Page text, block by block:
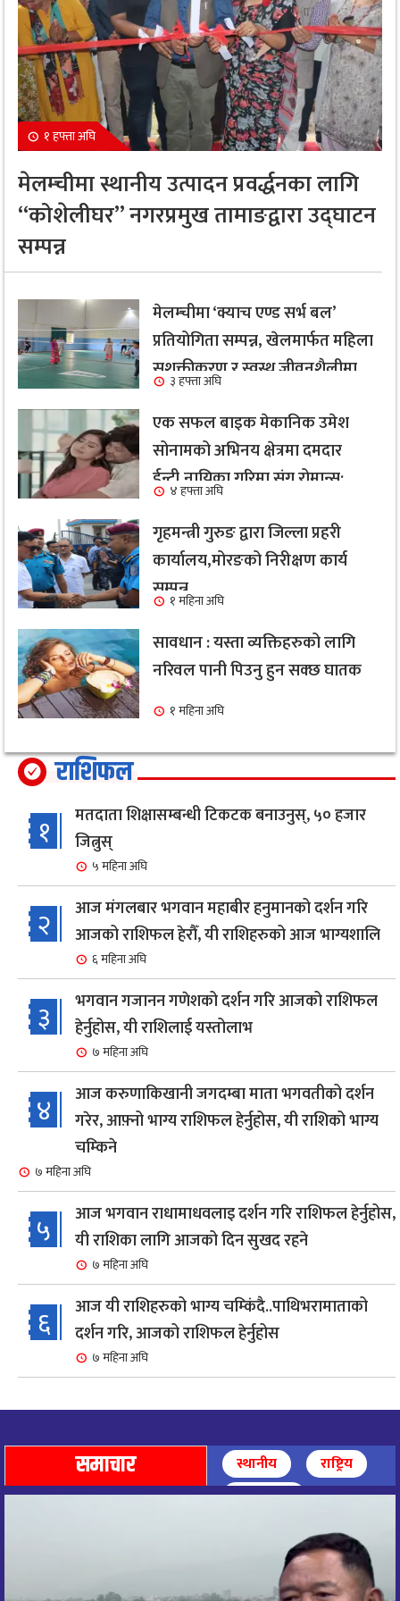
१ हफ्ता अघि
मेलम्चीमा स्थानीय उत्पादन प्रवर्द्धनका लागि
“कोशेलीघर” नगरप्रमुख तामाङद्वारा उद्घाटन
सम्पन्न
मेलम्चीमा ‘क्याच एण्ड सर्भ बल’
प्रतियोगिता सम्पन्न, खेलमार्फत महिला
सशक्तीकरण र स्वस्थ जीवनशैलीमा
जोड
३ हफ्ता अघि
एक सफल बाइक मेकानिक उमेश
सोनामको अभिनय क्षेत्रमा दमदार
ईन्ट्री,नायिका गरिमा संग रोमान्स:
हेर्नुहोस भिडियो ।
४ हफ्ता अघि
गृहमन्त्री गुरुङ द्वारा जिल्ला प्रहरी
कार्यालय,मोरङको निरीक्षण कार्य
सम्पन्न१ महिना अघि
सावधान : यस्ता व्यक्तिहरुको लागि
नरिवल पानी पिउनु हुन सक्छ घातक
१ महिना अघि
राशिफल
१
मतदाता शिक्षासम्बन्धी टिकटक बनाउनुस्, ५० हजार
जित्नुस्
५ महिना अघि
२
आज मंगलबार भगवान महाबीर हनुमानको दर्शन गरि
आजको राशिफल हेरौँ, यी राशिहरुको आज भाग्यशालि
६ महिना अघि
३
भगवान गजानन गणेशको दर्शन गरि आजको राशिफल
हेर्नुहोस, यी राशिलाई यस्तोलाभ
७ महिना अघि
४
आज करुणाकिखानी जगदम्बा माता भगवतीको दर्शन
गरेर, आफ़्नो भाग्य राशिफल हेर्नुहोस, यी राशिको भाग्य
चम्किने
७ महिना अघि
५
आज भगवान राधामाधवलाइ दर्शन गरि राशिफल हेर्नुहोस,
यी राशिका लागि आजको दिन सुखद रहने
७ महिना अघि
६
आज यी राशिहरुको भाग्य चम्किंदै..पाथिभरामाताको
दर्शन गरि, आजको राशिफल हेर्नुहोस
७ महिना अघि
७
८ महिना अघि
८
आज पाथिभारा माताको दर्शन गरि, दिनको सुरुवात गर्दै,
आज माताभगवती जगज्जननी पाथिभरादेवीको दर्शन गरि
समाचार स्थानीय
राष्ट्रिय
अन्तर्राष्ट्रिय